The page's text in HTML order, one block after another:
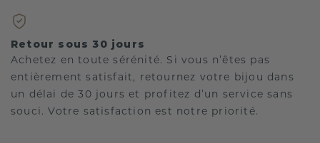
Retour sous 30 jours
Achetez en toute sérénité. Si vous n’êtes pas
entièrement satisfait, retournez votre bijou dans
un délai de 30 jours et profitez d’un service sans
souci. Votre satisfaction est notre priorité.